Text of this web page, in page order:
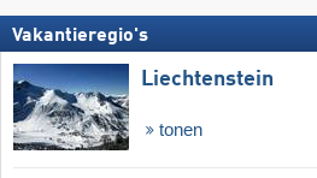
Vakantieregio's
Liechtenstein
tonen